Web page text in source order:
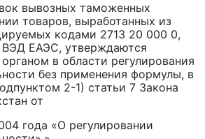
вывозных таможенных
товаров, выработанных из
кодами 2713 20 000 0,
ЕАЭС, утверждаются
в области регулирования
без применения формулы, в
2-1) статьи 7 Закона
от
«О регулировании